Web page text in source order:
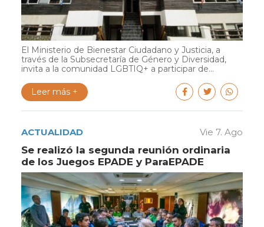
El Ministerio de Bienestar Ciudadano y Justicia, a
través de la Subsecretaría de Género y Diversidad,
invita a la comunidad LGBTIQ+ a participar de...
Leer más +
ACTUALIDAD Vie 7. Ago
Se realizó la segunda reunión ordinaria
de los Juegos EPADE y ParaEPADE